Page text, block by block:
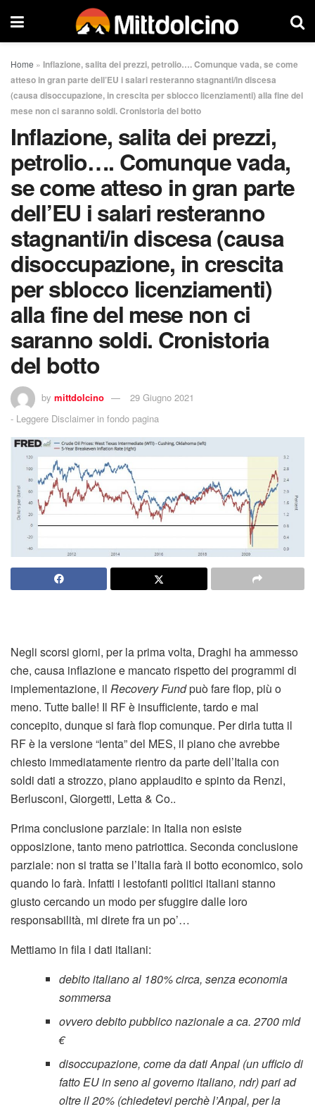
Home » Inflazione, salita dei prezzi, petrolio…. Comunque vada, se come
atteso in gran parte dell’EU i salari resteranno stagnanti/in discesa
(causa disoccupazione, in crescita per sblocco licenziamenti) alla fine del
mese non ci saranno soldi. Cronistoria del botto
Inflazione, salita dei prezzi,
petrolio…. Comunque vada,
se come atteso in gran parte
dell’EU i salari resteranno
stagnanti/in discesa (causa
disoccupazione, in crescita
per sblocco licenziamenti)
alla fine del mese non ci
saranno soldi. Cronistoria
del botto
by mittdolcino
29 Giugno 2021
- Leggere Disclaimer in fondo pagina
Negli scorsi giorni, per la prima volta, Draghi ha ammesso
che, causa inflazione e mancato rispetto dei programmi di
implementazione, il Recovery Fundpuò fare flop, più o
meno. Tutte balle! Il RF è insufficiente, tardo e mal
concepito, dunque si farà flop comunque. Per dirla tutta il
RF è la versione “lenta” del MES, il piano che avrebbe
chiesto immediatamente rientro da parte dell’Italia con
soldi dati a strozzo, piano applaudito e spinto da Renzi,
Berlusconi, Giorgetti, Letta & Co..
Prima conclusione parziale: in Italia non esiste
opposizione, tanto meno patriottica. Seconda conclusione
parziale: non si tratta se l’Italia farà il botto economico, solo
quando lo farà. Infatti i lestofanti politici italiani stanno
giusto cercando un modo per sfuggire dalle loro
responsabilità, mi direte fra un po’…
Mettiamo in fila i dati italiani:
debito italiano al 180% circa, senza economia
sommersa
ovvero debito pubblico nazionale a ca. 2700 mld
€
disoccupazione, come da dati Anpal (un ufficio di
fatto EU in seno al governo italiano, ndr) pari ad
oltre il 20% (chiedetevi perchè l’Anpal, per la